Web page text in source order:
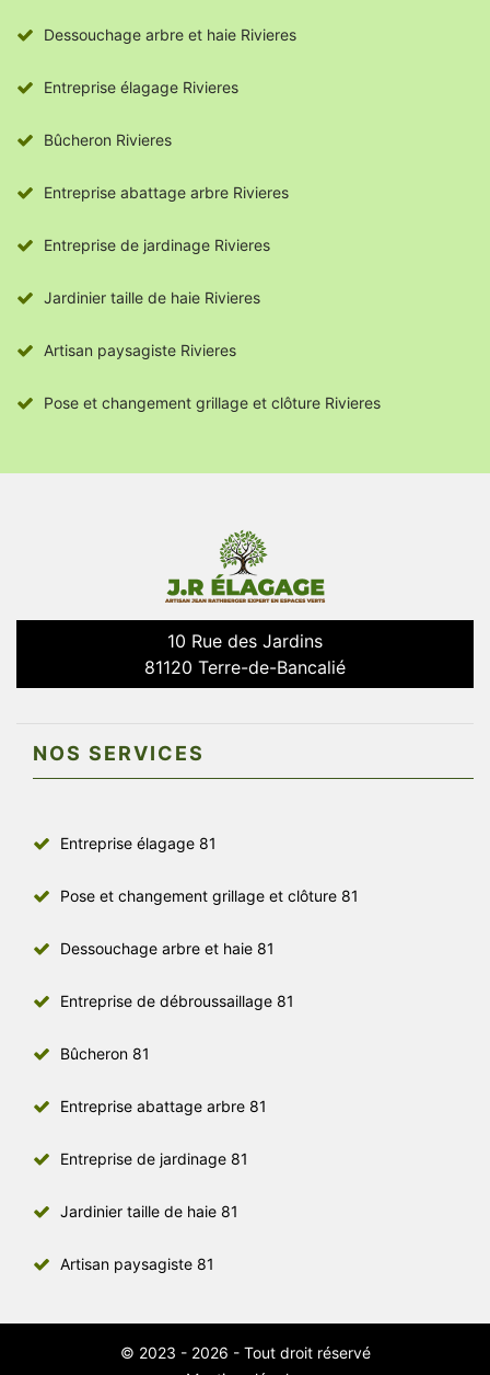
Dessouchage arbre et haie Rivieres
Entreprise élagage Rivieres
Bûcheron Rivieres
Entreprise abattage arbre Rivieres
Entreprise de jardinage Rivieres
Jardinier taille de haie Rivieres
Artisan paysagiste Rivieres
Pose et changement grillage et clôture Rivieres
10 Rue des Jardins
81120 Terre-de-Bancalié
NOS SERVICES
Entreprise élagage 81
Pose et changement grillage et clôture 81
Dessouchage arbre et haie 81
Entreprise de débroussaillage 81
Bûcheron 81
Entreprise abattage arbre 81
Entreprise de jardinage 81
Jardinier taille de haie 81
Artisan paysagiste 81
© 2023 - 2026 - Tout droit réservé